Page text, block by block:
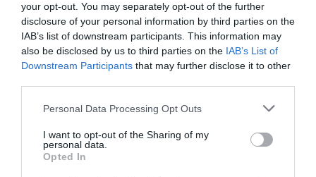
your opt-out. You may separately opt-out of the further
disclosure of your personal information by third parties on the
IAB’s list of downstream participants. This information may
also be disclosed by us to third parties on the IAB’s List of
Downstream Participants that may further disclose it to other
Personal Data Processing Opt Outs
I want to opt-out of the Sharing of my
personal data.
Opted In